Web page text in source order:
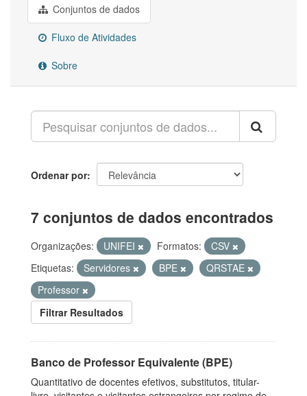
Conjuntos de dados
Fluxo de Atividades
Sobre
Ordenar por
7 conjuntos de dados encontrados
Organizações: UNIFEI Formatos:
CSV
Etiquetas:
Servidores BPE
QRSTAE
Professor
Filtrar Resultados
Banco de Professor Equivalente (BPE)
Quantitativo de docentes efetivos, substitutos, titular-